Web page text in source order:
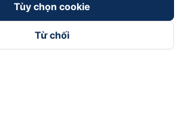
Tùy chọn cookie
Từ chối